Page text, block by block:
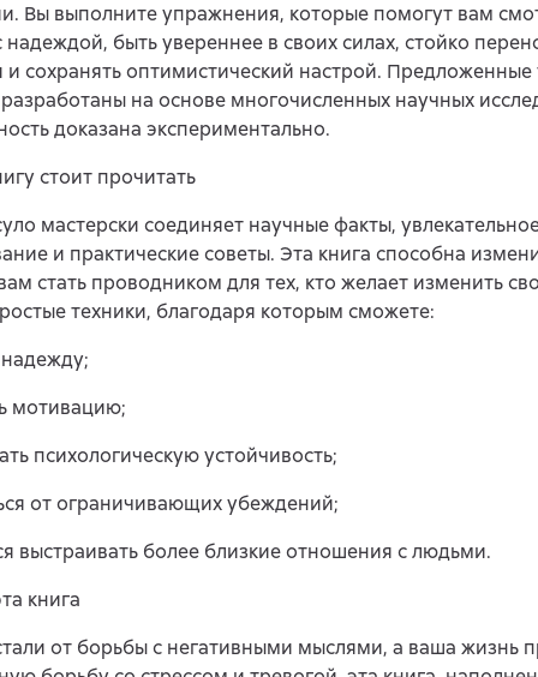
Вы выполните упражнения, которые помогут вам
быть увереннее в своих силах, стойко
и сохранять оптимистический настрой. Предложенные
на основе многочисленных научных
доказана экспериментально.
стоит прочитать
мастерски соединяет научные факты,
и практические советы. Эта книга способна
стать проводником для тех, кто желает изменить
техники, благодаря которым сможете:
мотивацию;
психологическую устойчивость;
от ограничивающих убеждений;
выстраивать более близкие отношения с людьми.
книга
от борьбы с негативными мыслями, а ваша жизнь